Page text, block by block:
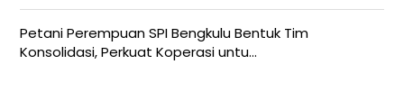
Petani Perempuan SPI Bengkulu Bentuk Tim
Konsolidasi, Perkuat Koperasi untu...